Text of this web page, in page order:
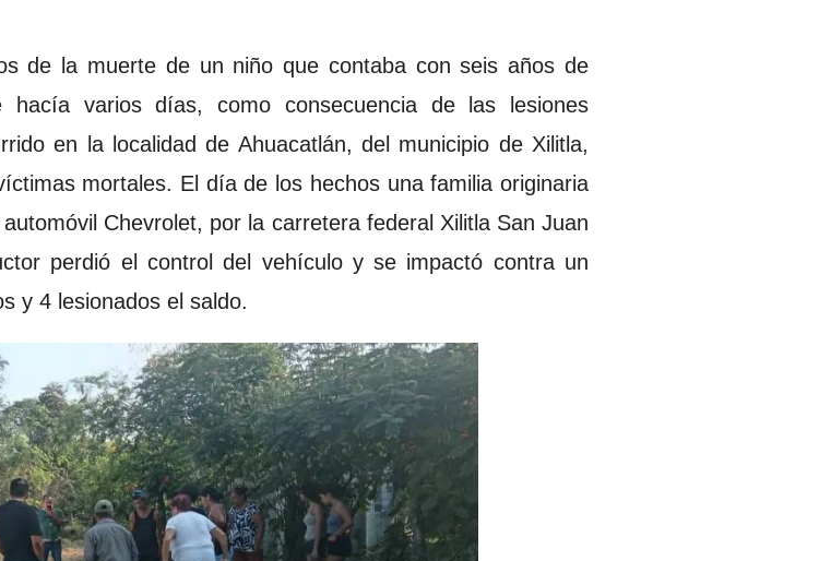
de la muerte de un niño que contaba con seis años de
hacía varios días, como consecuencia de las lesiones
en la localidad de Ahuacatlán, del municipio de Xilitla,
mortales. El día de los hechos una familia originaria
Chevrolet, por la carretera federal Xilitla San Juan
perdió el control del vehículo y se impactó contra un
y 4 lesionados el saldo.